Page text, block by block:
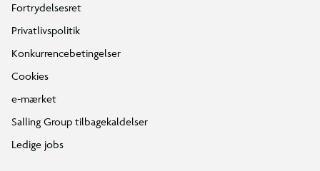
Fortrydelsesret
Privatlivspolitik
Konkurrencebetingelser
Cookies
e-mærket
Salling Group tilbagekaldelser
Ledige jobs